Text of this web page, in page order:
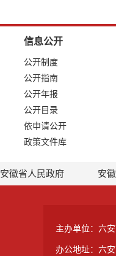
信息公开
公开制度
公开指南
公开年报
公开目录
依申请公开
政策文件库
安徽省人民政府 安
主办单位：六
办公地址：六